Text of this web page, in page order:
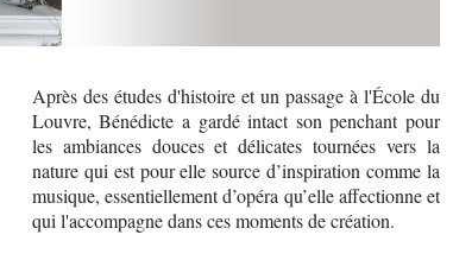
Après des études d'histoire et un passage à l'École du
Louvre, Bénédicte a gardé intact son penchant pour
les ambiances douces et délicates tournées vers la
nature qui est pour elle source d’inspiration comme la
musique, essentiellement d’opéra qu’elle affectionne et
qui l'accompagne dans ces moments de création.